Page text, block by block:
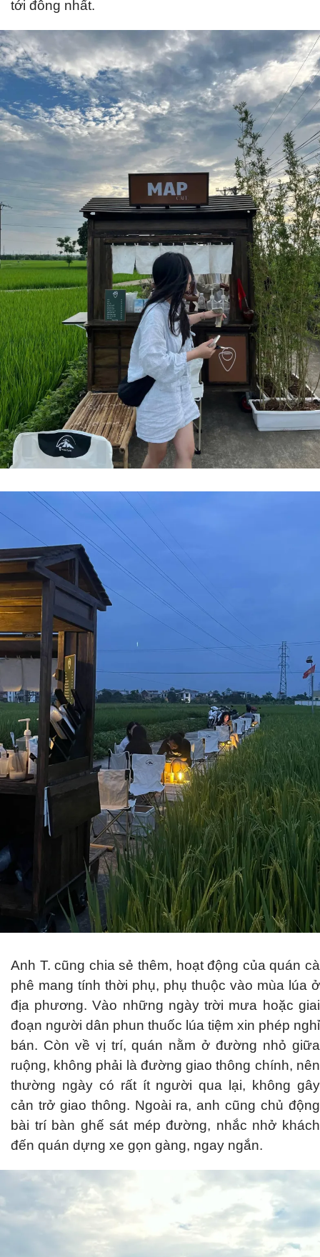
tới đông nhất.
Anh T. cũng chia sẻ thêm, hoạt động của quán cà
phê mang tính thời phụ, phụ thuộc vào mùa lúa ở
địa phương. Vào những ngày trời mưa hoặc giai
đoạn người dân phun thuốc lúa tiệm xin phép nghỉ
bán. Còn về vị trí, quán nằm ở đường nhỏ giữa
ruộng, không phải là đường giao thông chính, nên
thường ngày có rất ít người qua lại, không gây
cản trở giao thông. Ngoài ra, anh cũng chủ động
bài trí bàn ghế sát mép đường, nhắc nhở khách
đến quán dựng xe gọn gàng, ngay ngắn.